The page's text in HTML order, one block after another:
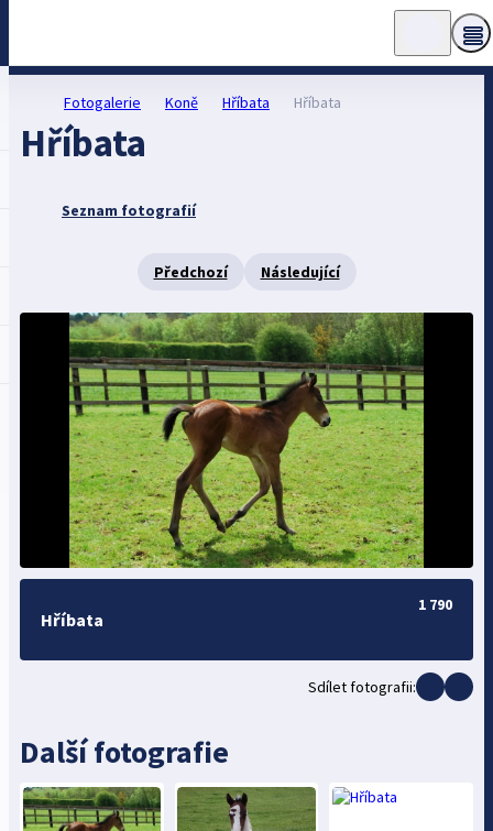
Fotogalerie Koně Hříbata Hříbata
Hříbata
Seznam fotografií
Předchozí Následující
Hříbata
1 790
Sdílet fotografii:
Další fotografie